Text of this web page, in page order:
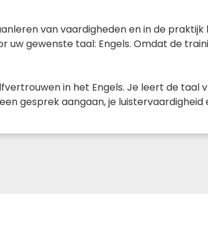
van vaardigheden en in de
gewenste taal: Engels. Omdat de
in het Engels. Je leert de taal
gesprek aangaan, je luistervaardigheid